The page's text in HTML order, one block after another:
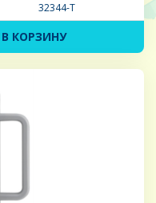
32344-Т
КОРЗИНУ